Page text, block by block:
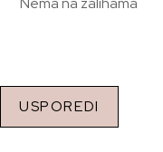
USPOREDI